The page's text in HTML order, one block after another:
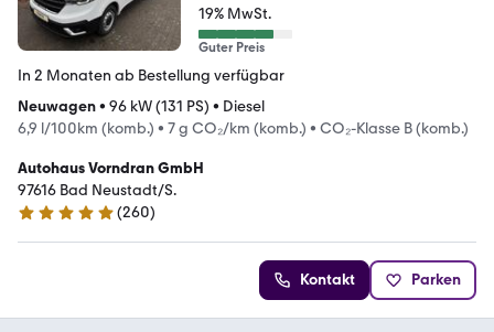
19% MwSt.
Guter Preis
In 2 Monaten ab Bestellung verfügbar
Neuwagen• 96 kW (131 PS) • Diesel
6,9 l/100km (komb.) • 7 g CO₂/km (komb.) • CO₂-Klasse B (komb.)
Autohaus Vorndran GmbH
97616 Bad Neustadt/S.
4.8 Sterne
(260)
Kontakt Parken